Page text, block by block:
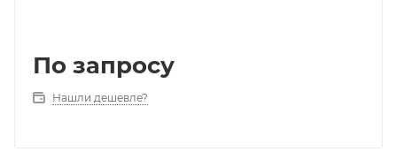
По запросу
Нашли дешевле?